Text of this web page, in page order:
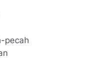
pecah